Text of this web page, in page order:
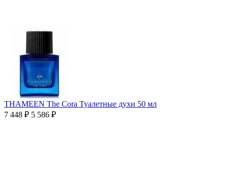
THAMEEN The Cora Туалетные духи 50 мл
7 448 ₽ 5 586 ₽